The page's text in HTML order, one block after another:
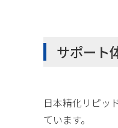
サポート
日本精化リピッ
ています。